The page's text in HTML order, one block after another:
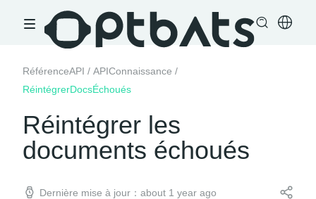
RéférenceAPI / APIConnaissance /
RéintégrerDocsÉchoués
Réintégrer les
documents échoués
Dernière mise à jour：about 1 year ago